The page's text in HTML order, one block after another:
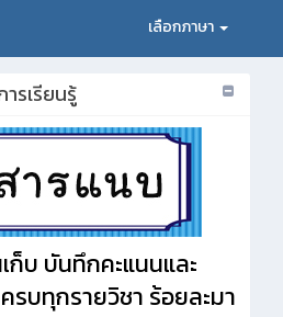
เลือกภาษา
ารเรียนรู้
ก็บ บันทึกคะแนนและ
บทุกรายวิชา ร้อยละมา